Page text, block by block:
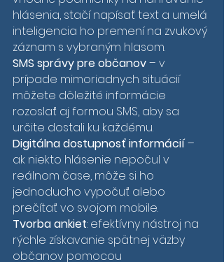
hlásenia, stačí napísať text a umelá
inteligencia ho premení na zvukový
záznam s vybraným hlasom.
SMS správy pre občanov – v
prípade mimoriadnych situácií
môžete dôležité informácie
rozoslať aj formou SMS, aby sa
určite dostali ku každému.
Digitálna dostupnosť informácií –
ak niekto hlásenie nepočul v
reálnom čase, môže si ho
jednoducho vypočuť alebo
prečítať vo svojom mobile.
Tvorba ankiet: efektívny nástroj na
rýchle získavanie spätnej väzby
občanov pomocou